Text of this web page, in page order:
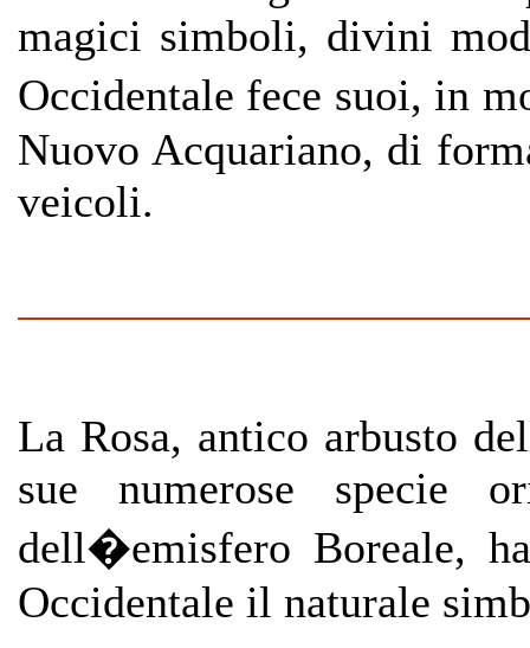
magici simboli, divini
Occidentale fece suoi, in
Nuovo Acquariano, di
veicoli.
La Rosa, antico arbusto
sue numerose specie
dell�emisfero Boreale,
Occidentale il naturale